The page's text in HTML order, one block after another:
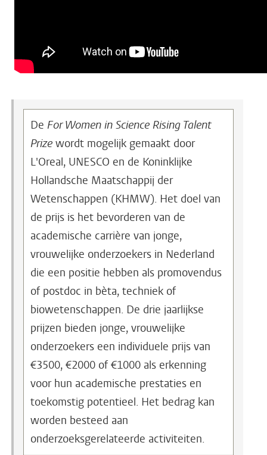
De For Women in Science Rising Talent
Prize wordt mogelijk gemaakt door
L'Oreal, UNESCO en de Koninklijke
Hollandsche Maatschappij der
Wetenschappen (KHMW). Het doel van
de prijs is het bevorderen van de
academische carrière van jonge,
vrouwelijke onderzoekers in Nederland
die een positie hebben als promovendus
of postdoc in bèta, techniek of
biowetenschappen. De drie jaarlijkse
prijzen bieden jonge, vrouwelijke
onderzoekers een individuele prijs van
€3500, €2000 of €1000 als erkenning
voor hun academische prestaties en
toekomstig potentieel. Het bedrag kan
worden besteed aan
onderzoeksgerelateerde activiteiten.